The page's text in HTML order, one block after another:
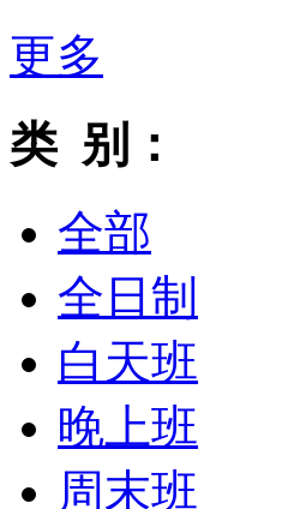
更多
类 别：
全部
全日制
白天班
晚上班
周末班